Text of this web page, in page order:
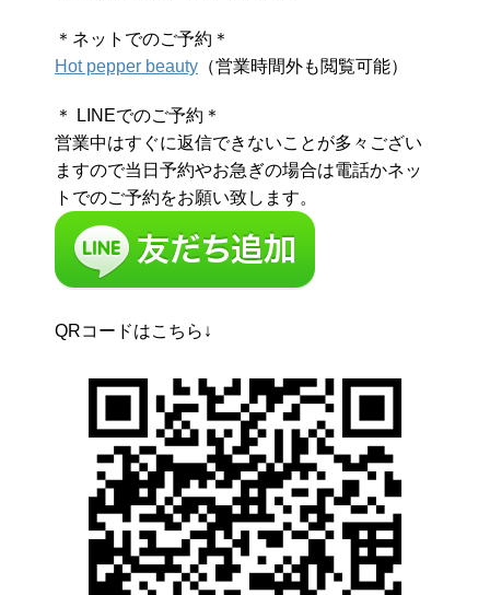
＊ネットでのご予約＊
Hot pepper beauty （営業時間外も閲覧可能）
＊ LINEでのご予約＊
営業中はすぐに返信できないことが多々ござい
ますので当日予約やお急ぎの場合は電話かネッ
トでのご予約をお願い致します。
QRコードはこちら↓